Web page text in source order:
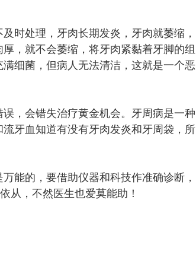
处理，牙肉长期发炎，牙肉就萎缩，
，就不会萎缩，将牙肉紧黏着牙脚的组
细菌，但病人无法清洁，这就是一个恶
，会错失治疗黄金机会。牙周病是一种
牙血知道有没有牙肉发炎和牙周袋，所
的，要借助仪器和科技作准确诊断，
从，不然医生也爱莫能助！